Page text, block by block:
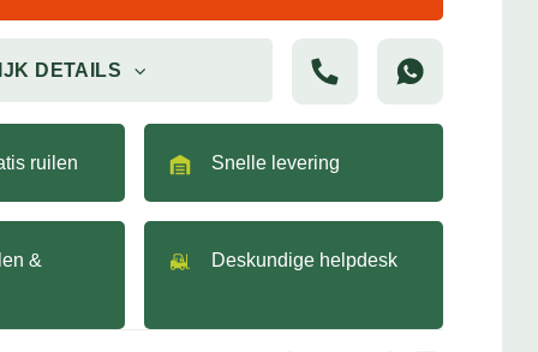
DETAILS
ruilen Snelle levering
&
Deskundige helpdesk